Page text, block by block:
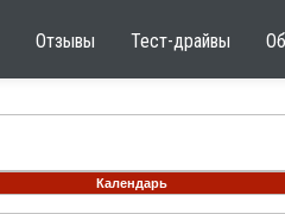
Отзывы Тест-драйвы
Календарь